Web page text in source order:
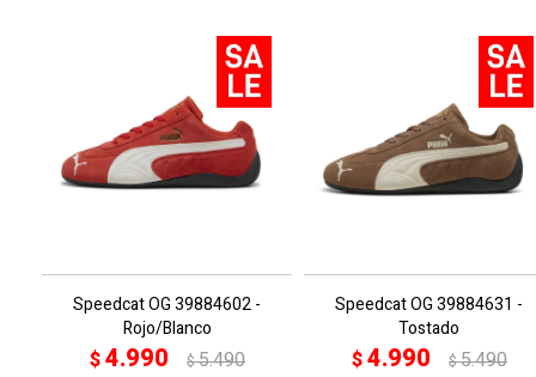
Speedcat OG 39884602 -
Rojo/Blanco
$4.990 $5.490
Speedcat OG 39884631 -
Tostado
$4.990 $5.490